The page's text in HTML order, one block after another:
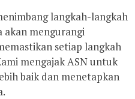
langkah-langkah
akan mengurangi
setiap langkah
mengajak ASN untuk
baik dan menetapkan